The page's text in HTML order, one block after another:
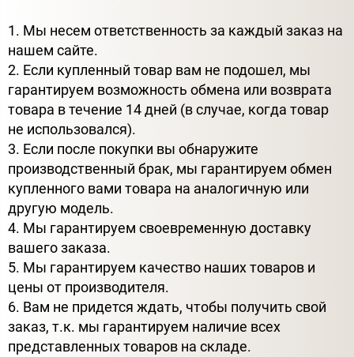
1. Мы несем ответственность за каждый заказ на
нашем сайте.
2. Если купленный товар вам не подошел, мы
гарантируем возможность обмена или возврата
товара в течение 14 дней (в случае, когда товар
не использовался).
3. Если после покупки вы обнаружите
производственный брак, мы гарантируем обмен
купленного вами товара на аналогичную или
другую модель.
4. Мы гарантируем своевременную доставку
вашего заказа.
5. Мы гарантируем качество наших товаров и
цены от производителя.
6. Вам не придется ждать, чтобы получить свой
заказ, т.к. мы гарантируем наличие всех
представленных товаров на складе.